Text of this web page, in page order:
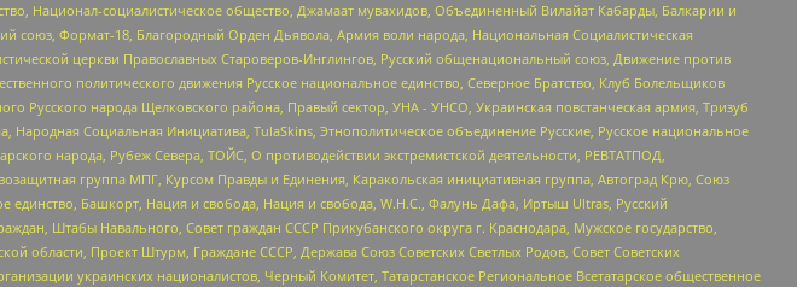
Национал-социалистическое общество, Джамаат мувахидов, Объединенный Вилайат Кабарды, Балкарии и
союз, Формат-18, Благородный Орден Дьявола, Армия воли народа, Национальная Социалистическая
церкви Православных Староверов-Инглингов, Русский общенациональный союз, Движение против
политического движения Русское национальное единство, Северное Братство, Клуб Болельщиков
народа Щелковского района, Правый сектор, УНА - УНСО, Украинская повстанческая армия, Тризуб
Социальная Инициатива, TulaSkins, Этнополитическое объединение Русские, Русское национальное
народа, Рубеж Севера, ТОЙС, О противодействии экстремистской деятельности, РЕВТАТПОД,
группа МПГ, Курсом Правды и Единения, Каракольская инициативная группа, Автоград Крю, Союз
единство, Башкорт, Нация и свобода, Нация и свобода, W.H.С., Фалунь Дафа, Иртыш Ultras, Русский
Штабы Навального, Совет граждан СССР Прикубанского округа г. Краснодара, Мужское государство,
области, Проект Штурм, Граждане СССР, Держава Союз Советских Светлых Родов, Совет Советских
украинских националистов, Черный Комитет, Татарстанское Региональное Всетатарское общественное